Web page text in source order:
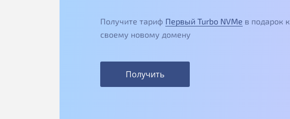
Получите тариф Первый Turbo NVMe в подарок к
своему новому домену
Получить